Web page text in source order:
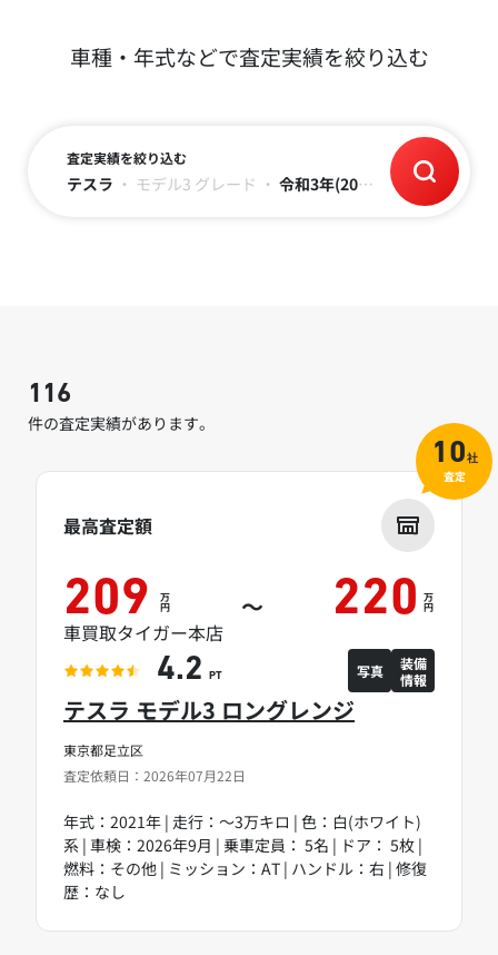
車種・年式などで査定実績を絞り込む
査定実績を絞り込む
テスラ ・ モデル3 グレード ・ 令和3年(2021) ・ ～3万キロ
116
件の査定実績があります。
東京都足立区
査定依頼日：2026年07月22日
テスラ モデル3 ロングレンジ
年式：2021年 | 走行：～3万キロ | 色：白(ホワイト)
系 | 車検：2026年9月 | 乗車定員： 5名 | ドア： 5枚 |
燃料：その他 | ミッション：AT | ハンドル：右 | 修復
歴：なし
最高査定額
209 万
円 ～ 220 万
円
車買取タイガー本店
4.2 PT 写真
装備
情報
10社
査定